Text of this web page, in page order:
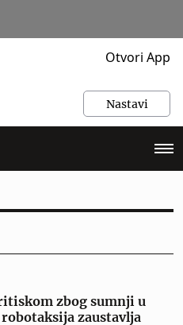
Otvori App
Nastavi
zbog sumnji u
zaustavlja